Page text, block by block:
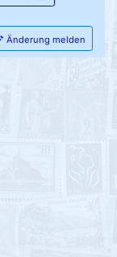
Änderung melden